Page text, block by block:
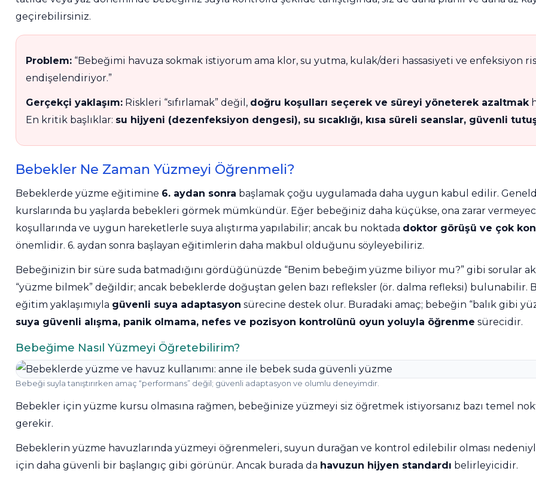
Kostik
Kimyasalları
Wtr Havuz
Kimyasalları
Kum Filtresi Temizleyici
Toz Ph+ Yükseltici
Wtr Havuz Kimyasalları Setleri
Yosun Öldürücü
Havuz Kimyasalları
Havuz Sıvı Ph Düşürücü
Havuz Dozaj
Mspa Jakuzi
Boru Fittings
Havuz Isıtma
Havuz Elektrik
Panoları
Havuz Sarf
Malzemeleri
geçirebilirsiniz.
Problem: “Bebeğimi havuza sokmak istiyorum ama klor, su yutma, kulak/deri hassasiyeti ve enfeksiyon
endişelendiriyor.”
Gerçekçi yaklaşım: Riskleri “sıfırlamak” değil, doğru koşulları seçerek ve süreyi yöneterek azaltmak
En kritik başlıklar: su hijyeni (dezenfeksiyon dengesi), su sıcaklığı, kısa süreli seanslar, güvenli
Bebekler Ne Zaman Yüzmeyi Öğrenmeli?
Bebeklerde yüzme eğitimine 6. aydan sonra başlamak çoğu uygulamada daha uygun kabul edilir.
kurslarında bu yaşlarda bebekleri görmek mümkündür. Eğer bebeğiniz daha küçükse, ona zarar
koşullarında ve uygun hareketlerle suya alıştırma yapılabilir; ancak bu noktada doktor görüşü ve çok
önemlidir. 6. aydan sonra başlayan eğitimlerin daha makbul olduğunu söyleyebiliriz.
Bebeğinizin bir süre suda batmadığını gördüğünüzde “Benim bebeğim yüzme biliyor mu?” gibi sorular
“yüzme bilmek” değildir; ancak bebeklerde doğuştan gelen bazı refleksler (ör. dalma refleksi) bulunabilir.
eğitim yaklaşımıyla güvenli suya adaptasyon sürecine destek olur. Buradaki amaç; bebeğin “balık gibi
suya güvenli alışma, panik olmama, nefes ve pozisyon kontrolünü oyun yoluyla öğrenme sürecidir.
Bebeğime Nasıl Yüzmeyi Öğretebilirim?
Bebeği suyla tanıştırırken amaç “performans” değil; güvenli adaptasyon ve olumlu deneyimdir.
Bebekler için yüzme kursu olmasına rağmen, bebeğinize yüzmeyi siz öğretmek istiyorsanız bazı temel
gerekir.
Bebeklerin yüzme havuzlarında yüzmeyi öğrenmeleri, suyun durağan ve kontrol edilebilir olması
için daha güvenli bir başlangıç gibi görünür. Ancak burada da havuzun hijyen standardı belirleyicidir.